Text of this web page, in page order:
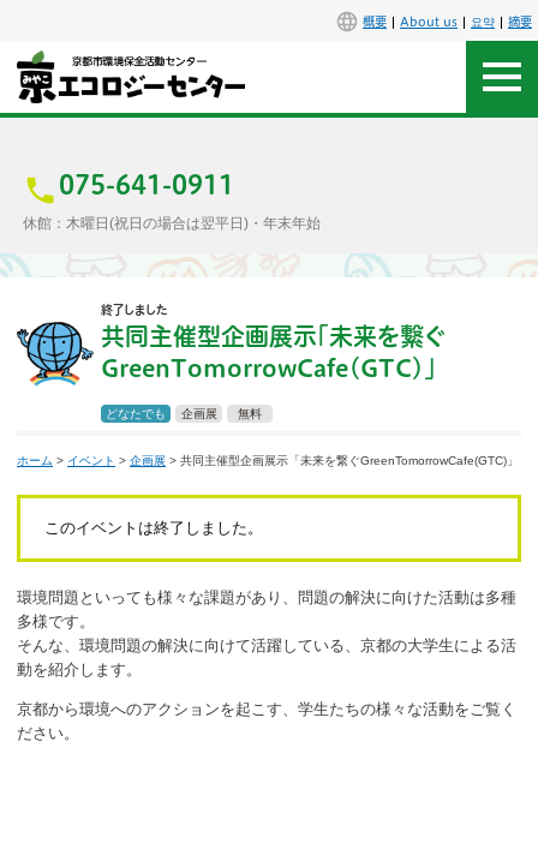
概要 About us 요약 摘要
075-641-0911
休館：木曜日(祝日の場合は翌平日)・年末年始
アクセス
施設案内
エコセンで楽しもう
活動支援
発行物
一般の方
終了しました
共同主催型企画展示「未来を繋ぐ
GreenTomorrowCafe(GTC)」
どなたでも 企画展 無料
ホーム > イベント > 企画展 > 共同主催型企画展示「未来を繋ぐGreenTomorrowCafe(GTC)」
このイベントは終了しました。
環境問題といっても様々な課題があり、問題の解決に向けた活動は多種
多様です。
そんな、環境問題の解決に向けて活躍している、京都の大学生による活
動を紹介します。
京都から環境へのアクションを起こす、学生たちの様々な活動をご覧く
ださい。